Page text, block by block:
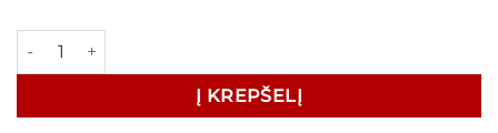
produkto kiekis: Prieškambaris Amina plotis 100cm
Į KREPŠELĮ